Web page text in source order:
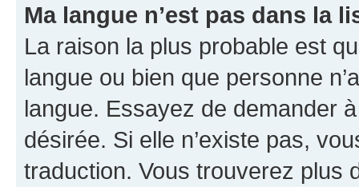
Ma langue n’est pas dans la
La raison la plus probable est
langue ou bien que personne
langue. Essayez de demander
désirée. Si elle n’existe pas,
traduction. Vous trouverez plus